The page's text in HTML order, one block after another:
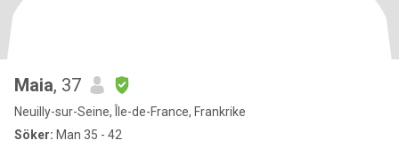
Maia, 37
Neuilly-sur-Seine, Île-de-France, Frankrike
Söker: Man 35 - 42